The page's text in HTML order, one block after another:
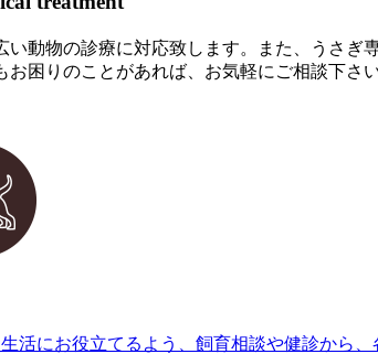
い動物の診療に対応致します。また、うさぎ
お困りのことがあれば、お気軽にご相談下さい
活にお役立てるよう、飼育相談や健診から